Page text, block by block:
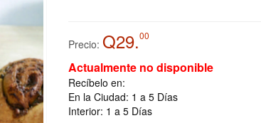
Precio: Q29.00
Actualmente no disponible
Recíbelo en:
En la Ciudad: 1 a 5 Días
Interior: 1 a 5 Días